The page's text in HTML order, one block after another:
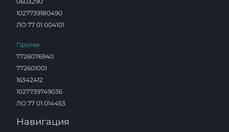
1027739180490
ЛО 77 01 004101
Протек
7726076940
772601001
16342412
1027739749036
ЛО 77 01 014453
Навигация